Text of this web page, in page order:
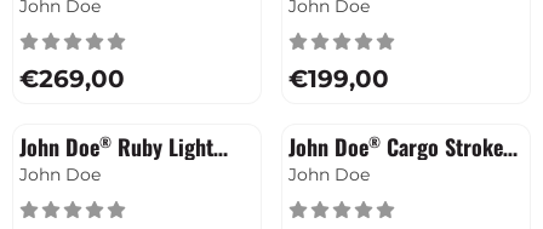
Merk:
John Doe
Prijs: 269,00
€269,00
Merk:
John Doe
Prijs: 199,00
€199,00
John Doe® Ruby Light
Blue
Merk:
John Doe
John Doe® Cargo Stroker
Camel - XTM
Merk:
John Doe